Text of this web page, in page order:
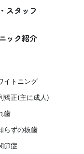
スタッフ
ック紹介
イトニング
矯正(主に成人)
歯
らずの抜歯
節症